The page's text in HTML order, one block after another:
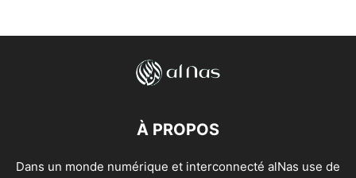
À PROPOS
Dans un monde numérique et interconnecté alNas use de